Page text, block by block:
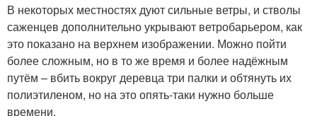
В некоторых местностях дуют сильные ветры, и стволы
саженцев дополнительно укрывают ветробарьером, как
это показано на верхнем изображении. Можно пойти
более сложным, но в то же время и более надёжным
путём – вбить вокруг деревца три палки и обтянуть их
полиэтиленом, но на это опять-таки нужно больше
времени.